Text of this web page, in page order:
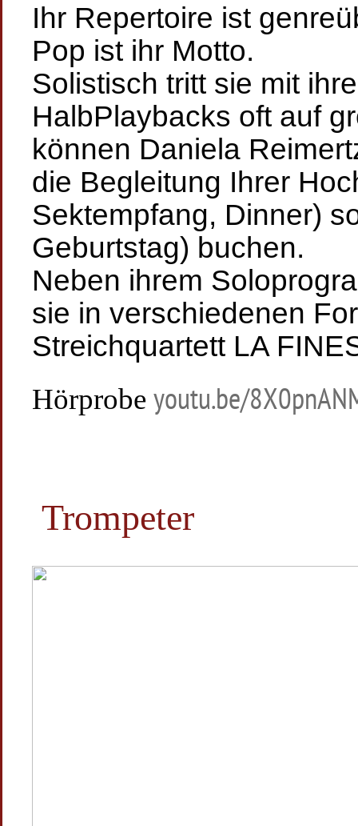
Ihr Repertoire ist
Pop ist ihr Motto.
Solistisch tritt sie mit
HalbPlaybacks oft auf
können Daniela
die Begleitung Ihrer
Sektempfang, Dinner)
Geburtstag) buchen.
Neben ihrem
sie in verschiedenen
Streichquartett LA
Hörprobe youtu.be/
Trompeter